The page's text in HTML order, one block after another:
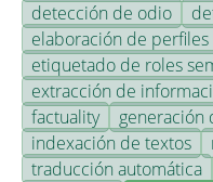
detección de odio
elaboración de perfiles
etiquetado de roles
extracción de
factuality
generación
indexación de textos
traducción automática